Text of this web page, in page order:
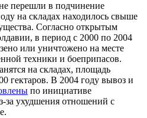
перешли в подчинение
на складах находилось свыше
Согласно открытым
в период с 2000 по 2004
или уничтожено на месте
техники и боеприпасов.
на складах, площадь
гектаров. В 2004 году вывоз и
по инициативе
за ухудшения отношений с